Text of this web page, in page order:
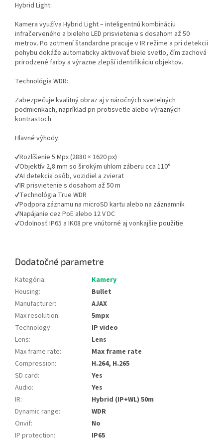
Hybrid Light:
Kamera využíva Hybrid Light – inteligentnú kombináciu
infračerveného a bieleho LED prisvietenia s dosahom až 50
metrov. Po zotmení štandardne pracuje v IR režime a pri detekcii
pohybu dokáže automaticky aktivovať biele svetlo, čím zachová
prirodzené farby a výrazne zlepší identifikáciu objektov.
Technológia WDR:
Zabezpečuje kvalitný obraz aj v náročných svetelných
podmienkach, napríklad pri protisvetle alebo výrazných
kontrastoch.
Hlavné výhody:
✔Rozlíšenie 5 Mpx (2880 × 1620 px)
✔Objektív 2,8 mm so širokým uhlom záberu cca 110°
✔AI detekcia osôb, vozidiel a zvierat
✔IR prisvietenie s dosahom až 50 m
✔Technológia True WDR
✔Podpora záznamu na microSD kartu alebo na záznamník
✔Napájanie cez PoE alebo 12 V DC
✔Odolnosť IP65 a IK08 pre vnútorné aj vonkajšie použitie
Dodatočné parametre
Kategória:
Kamery
Housing:
Bullet
Manufacturer:
AJAX
Max resolution:
5mpx
Technology:
IP video
Lens:
Lens
Max frame rate:
Max frame rate
Compression:
H.264, H.265
SD card:
Yes
Audio:
Yes
IR:
Hybrid (IP+WL) 50m
Dynamic range:
WDR
Onvif:
No
IP protection:
IP65